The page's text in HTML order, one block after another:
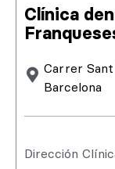
Clínica
Carrer
Barcelona
Dirección